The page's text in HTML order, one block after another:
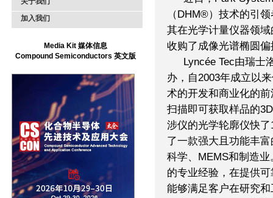
加入我们
Media Kit 媒体信息
Compound Semiconductors 英文版
（DHM®）技术的引
其在光学计量仪器领
收购了成像光谱椭圆
Lyncée Tec由瑞士
办，自2003年成立以
术的开发和商业化的
扫描即可获取样品的
涉仪的光学轮廓仪快
了一款强大且功能丰
科学、MEMS和制造
的专业经验，在提供
能够满足客户在研究